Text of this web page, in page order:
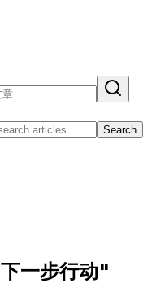
Search
下一步行动"